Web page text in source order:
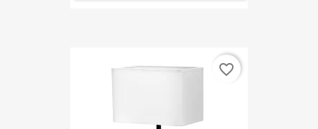
favorite_border